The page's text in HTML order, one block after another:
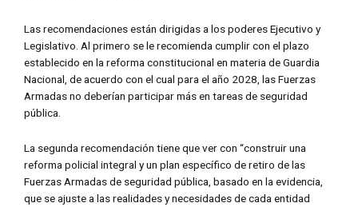
Las recomendaciones están dirigidas a los poderes Ejecutivo y
Legislativo. Al primero se le recomienda cumplir con el plazo
establecido en la reforma constitucional en materia de Guardia
Nacional, de acuerdo con el cual para el año 2028, las Fuerzas
Armadas no deberían participar más en tareas de seguridad
pública.
La segunda recomendación tiene que ver con “construir una
reforma policial integral y un plan específico de retiro de las
Fuerzas Armadas de seguridad pública, basado en la evidencia,
que se ajuste a las realidades y necesidades de cada entidad